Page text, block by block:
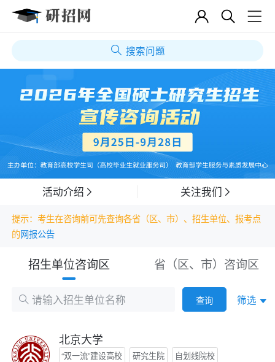
搜索问题
活动介绍 关注我们
提示：考生在咨询前可先查询各省（区、市）、招生单位、报考点
的网报公告
招生单位咨询区 省（区、市）咨询区
查询 筛选
北京大学
“双一流”建设高校 研究生院 自划线院校